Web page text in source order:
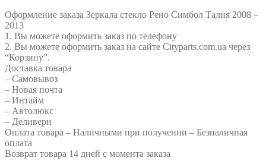
Оформление заказа Зеркала стекло Рено Симбол Талия 2008 –
2013
1. Вы можете оформить заказ по телефону
2. Вы можете оформить заказ на сайте Cityparts.com.ua через
“Корзину”.
Доставка товара
– Самовывоз
– Новая почта
– Интайм
– Автолюкс
– Деливери
Оплата товара – Наличными при получении – Безналичная
оплата
Возврат товара 14 дней с момента заказа